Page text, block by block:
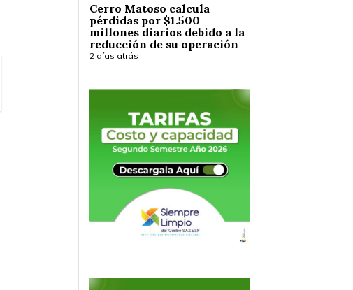
Cerro Matoso calcula
pérdidas por $1.500
millones diarios debido a la
reducción de su operación
2 días atrás